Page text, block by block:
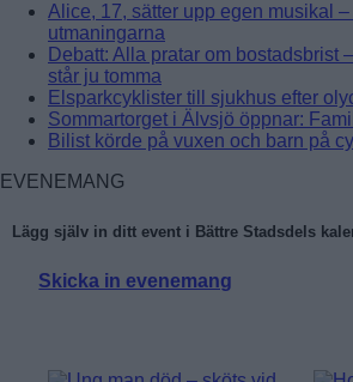
Alice, 17, sätter upp egen musikal
utmaningarna
Debatt: Alla pratar om bostadsbrist
står ju tomma
Elsparkcyklister till sjukhus efter
Sommartorget i Älvsjö öppnar:
Bilist körde på vuxen och barn på
EVENEMANG
Lägg själv in ditt event i Bättre Stadsdels
Skicka in evenemang